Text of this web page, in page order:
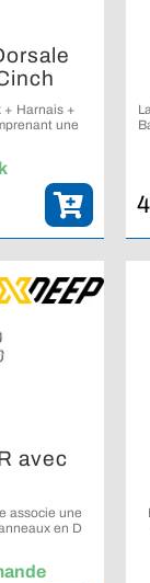
+ Harnais +
une
avec
associe une
en D